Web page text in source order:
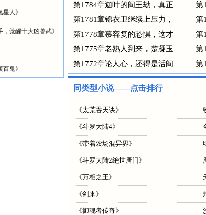
星人》
，觉醒十大凶兽武》
百鬼》
第1784章迦叶的阎王劫，真正
第
第1781章锦衣卫继续上压力，
第
第1778章慕容复的恐惧，这才
第
第1775章老熟人到来，楚凝玉
第
第1772章论人心，还得是活阎
第
同类型小说——点击排行
《太荒吞天诀》
《斗罗大陆4》
《带着农场混异界》
《斗罗大陆2绝世唐门》
《万相之王》
《剑来》
《御魂者传奇》